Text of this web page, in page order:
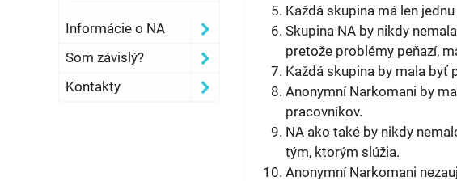
Každá skupina má len
Skupina NA by nikdy
pretože problémy peňazí,
Každá skupina by mala byť
Anonymní Narkomani by
pracovníkov.
NA ako také by nikdy
tým, ktorým slúžia.
Anonymní Narkomani
Informácie o NA
Som závislý?
Kontakty